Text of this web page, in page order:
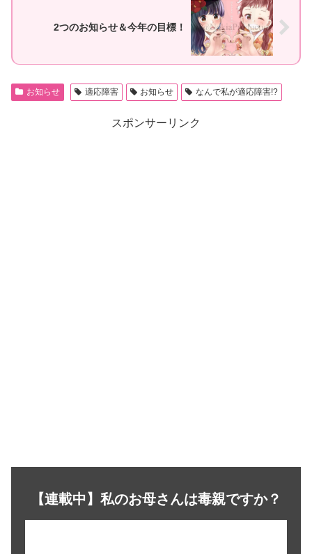
2つのお知らせ＆今年の目標！
お知らせ 適応障害 お知らせ なんで私が適応障害!?
スポンサーリンク
【連載中】私のお母さんは毒親ですか？